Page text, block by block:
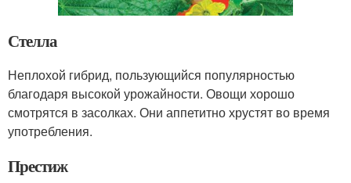
Стелла
Неплохой гибрид, пользующийся популярностью
благодаря высокой урожайности. Овощи хорошо
смотрятся в засолках. Они аппетитно хрустят во время
употребления.
Престиж